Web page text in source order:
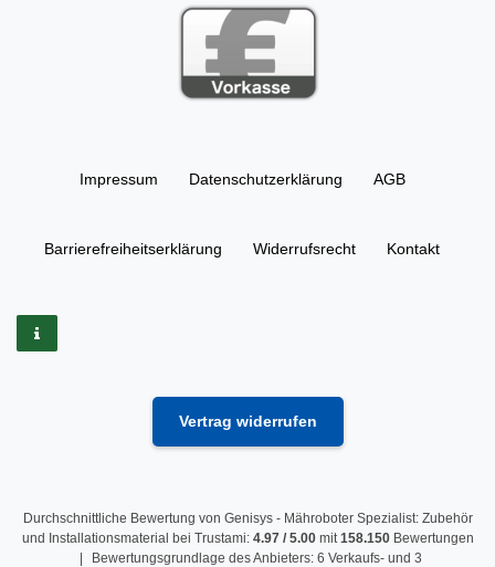
Impressum Daten­schutz­erklärung AGB
Barrierefreiheitserklärung Widerrufs­recht Kontakt
Vertrag widerrufen
Durchschnittliche Bewertung von Genisys - Mähroboter Spezialist: Zubehör
und Installationsmaterial bei Trustami: 4.97/ 5.00mit158.150 Bewertungen
|
Bewertungsgrundlage des Anbieters: 6 Verkaufs- und 3